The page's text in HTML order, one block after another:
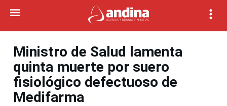
Ministro de Salud lamenta
quinta muerte por suero
fisiológico defectuoso de
Medifarma